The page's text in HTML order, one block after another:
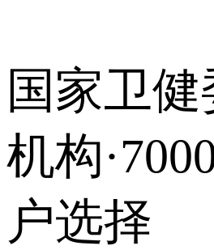
国家卫
机构
户选择